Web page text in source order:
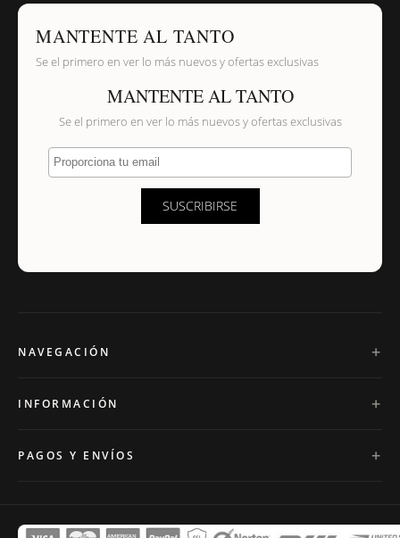
MANTENTE AL TANTO
Se el primero en ver lo más nuevos y ofertas exclusivas
MANTENTE AL TANTO
Se el primero en ver lo más nuevos y ofertas exclusivas
Proporciona tu email
SUSCRIBIRSE
NAVEGACIÓN
INFORMACIÓN
PAGOS Y ENVÍOS